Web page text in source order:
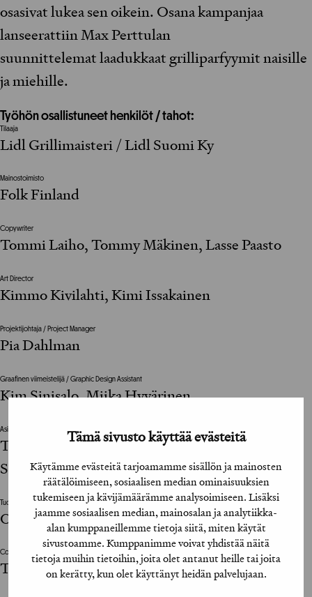
Tämä sivusto käyttää evästeitä
Käytämme evästeitä tarjoamamme sisällön ja mainosten
räätälöimiseen, sosiaalisen median ominaisuuksien
tukemiseen ja kävijämäärämme analysoimiseen. Lisäksi
jaamme sosiaalisen median, mainosalan ja analytiikka-
alan kumppaneillemme tietoja siitä, miten käytät
sivustoamme. Kumppanimme voivat yhdistää näitä
tietoja muihin tietoihin, joita olet antanut heille tai joita
on kerätty, kun olet käyttänyt heidän palvelujaan.
osasivat lukea sen oikein. Osana kampanjaa
lanseerattiin Max Perttulan
suunnittelemat laadukkaat grilliparfyymit naisille
ja miehille.
Työhön osallistuneet henkilöt / tahot:
Tilaaja
Lidl Grillimaisteri / Lidl Suomi Ky
Mainostoimisto
Folk Finland
Copywriter
Tommi Laiho, Tommy Mäkinen, Lasse Paasto
Art Director
Kimmo Kivilahti, Kimi Issakainen
Projektijohtaja / Project Manager
Pia Dahlman
Graafinen viimeistelijä / Graphic Design Assistant
Kim Sinisalo, Miika Hyvärinen
Asiakkaan vastuuhenkilö / Client’s Representative
Timo Hansio, Seppo Niemelä, Christian
Saukkola, Lauri Sipponen
Tuotantoyhtiö / Production House
Otto Production
Copywriter
Tommi Laiho, Tommy Mäkinen, Lasse Paasto